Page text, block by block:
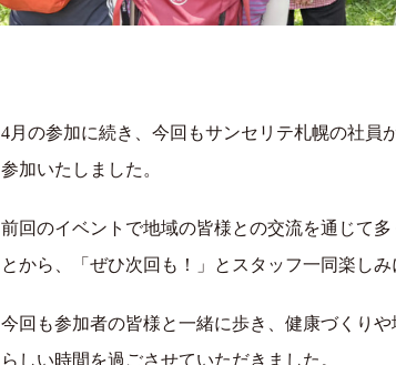
4月の参加に続き、今回もサンセリテ札幌の社員
参加いたしました。
前回のイベントで地域の皆様との交流を通じて
とから、「ぜひ次回も！」とスタッフ一同楽しみ
今回も参加者の皆様と一緒に歩き、健康づくり
らしい時間を過ごさせていただきました。